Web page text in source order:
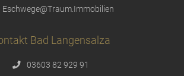
Eschwege@Traum.Immobilien
Bad Langensalza
03603 82 929 91